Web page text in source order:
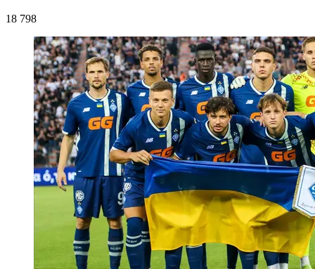
18 798